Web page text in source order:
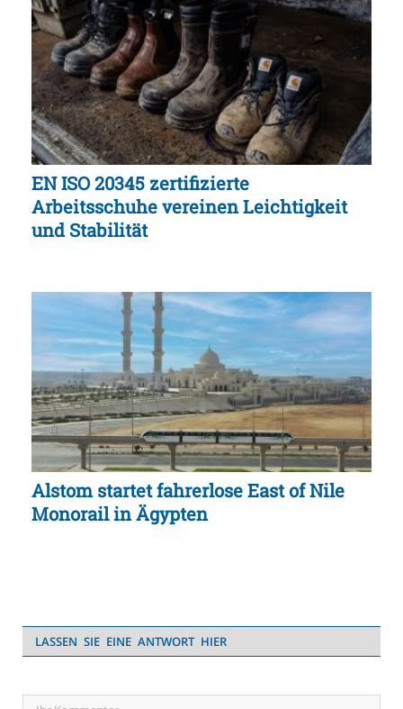
EN ISO 20345 zertifizierte
Arbeitsschuhe vereinen Leichtigkeit
und Stabilität
Alstom startet fahrerlose East of Nile
Monorail in Ägypten
LASSEN SIE EINE ANTWORT HIER